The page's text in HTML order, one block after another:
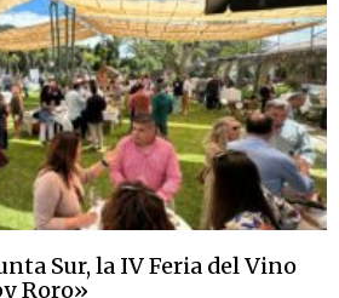
Sur, la IV Feria del Vino
Roro»